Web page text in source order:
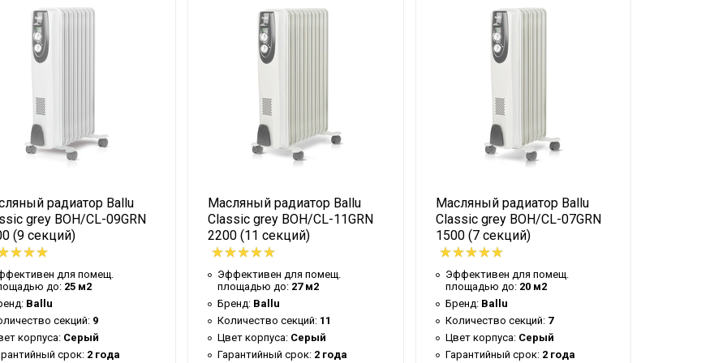
1,00 кВт,1,20 кВт,2,00 кВт
или опрокидывании
Внутри помещения
220 - 240 В
радиатор Ballu
grey BOH/CL-09GRN
(9 секций)
для помещ.
до: 25 м2
Ballu
секций: 9
корпуса: Серый
срок: 2 года
Масляный радиатор Ballu
Classic grey BOH/CL-11GRN
2200 (11 секций)
Эффективен для помещ.
площадью до: 27 м2
Бренд: Ballu
Количество секций: 11
Цвет корпуса: Серый
Гарантийный срок: 2 года
Масляный радиатор Ballu
Classic grey BOH/CL-07GRN
1500 (7 секций)
Эффективен для помещ.
площадью до: 20 м2
Бренд: Ballu
Количество секций: 7
Цвет корпуса: Серый
Гарантийный срок: 2 года